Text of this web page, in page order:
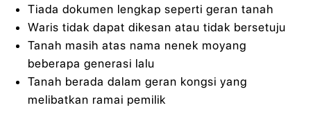
Tiada dokumen lengkap seperti geran tanah
Waris tidak dapat dikesan atau tidak bersetuju
Tanah masih atas nama nenek moyang
beberapa generasi lalu
Tanah berada dalam geran kongsi yang
melibatkan ramai pemilik